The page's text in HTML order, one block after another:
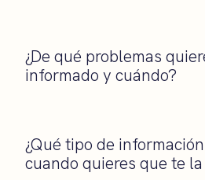
¿De qué problemas
informado y cuándo?
¿Qué tipo de
cuando quieres que te